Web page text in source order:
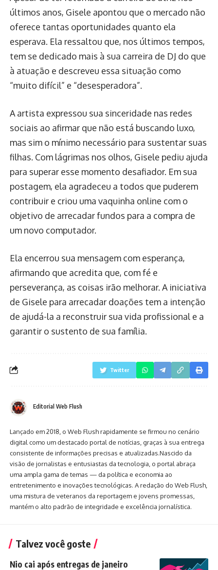
últimos anos, Gisele apontou que o mercado não
oferece tantas oportunidades quanto ela
esperava. Ela ressaltou que, nos últimos tempos,
tem se dedicado mais à sua carreira de DJ do que
à atuação e descreveu essa situação como
“muito difícil” e “desesperadora”.
A artista expressou sua sinceridade nas redes
sociais ao afirmar que não está buscando luxo,
mas sim o mínimo necessário para sustentar suas
filhas. Com lágrimas nos olhos, Gisele pediu ajuda
para superar esse momento desafiador. Em sua
postagem, ela agradeceu a todos que puderem
contribuir e criou uma vaquinha online com o
objetivo de arrecadar fundos para a compra de
um novo computador.
Ela encerrou sua mensagem com esperança,
afirmando que acredita que, com fé e
perseverança, as coisas irão melhorar. A iniciativa
de Gisele para arrecadar doações tem a intenção
de ajudá-la a reconstruir sua vida profissional e a
garantir o sustento de sua família.
Twitter
Editorial Web Flush
Lançado em 2018, o Web Flush rapidamente se firmou no cenário
digital como um destacado portal de notícias, graças à sua entrega
consistente de informações precisas e atualizadas.Nascido da
visão de jornalistas e entusiastas da tecnologia, o portal abraça
uma ampla gama de temas — da política e economia ao
entretenimento e inovações tecnológicas. A redação do Web Flush,
uma mistura de veteranos da reportagem e jovens promessas,
mantém o alto padrão de integridade e excelência jornalística.
Talvez você goste
Nio cai após entregas de janeiro